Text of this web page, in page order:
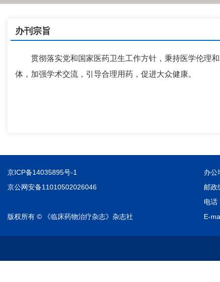
办刊宗旨
贯彻落实党和国家医药卫生工作方针，秉持医学伦理和
体，加强学术交流，引导合理用药，促进大众健康。
京ICP备14035895号-1
京公网安备11010502026046
版权所有 © 《临床药物治疗杂志》杂志社
办公
邮政
电话
E-